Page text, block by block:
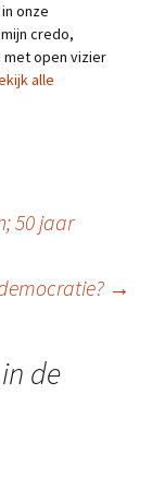
onze
credo,
met open vizier
alle
50 jaar
→
de